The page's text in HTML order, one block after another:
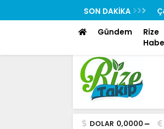
SON DAKİKA
“Rizedesin” Yayında
Gündem
Rize
DOLAR 0,0000